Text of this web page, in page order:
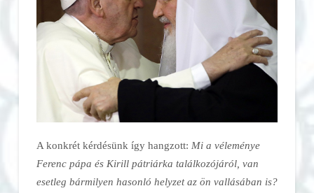
A konkrét kérdésünk így hangzott: Mi a véleménye
Ferenc pápa és Kirill pátriárka találkozójáról, van
esetleg bármilyen hasonló helyzet az ön vallásában is?